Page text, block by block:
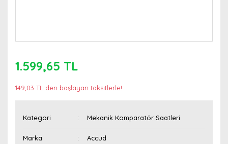
1.599,65 TL
149,03 TL den başlayan taksitlerle!
Kategori Mekanik Komparatör Saatleri
Marka Accud